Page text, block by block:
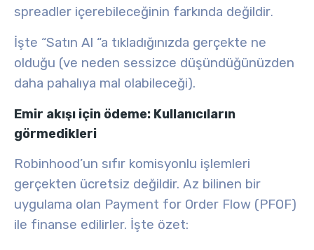
spreadler içerebileceğinin farkında değildir.
İşte “Satın Al “a tıkladığınızda gerçekte ne
olduğu (ve neden sessizce düşündüğünüzden
daha pahalıya mal olabileceği).
Emir akışı için ödeme: Kullanıcıların
görmedikleri
Robinhood’un sıfır komisyonlu işlemleri
gerçekten ücretsiz değildir. Az bilinen bir
uygulama olan Payment for Order Flow (PFOF)
ile finanse edilirler. İşte özet: